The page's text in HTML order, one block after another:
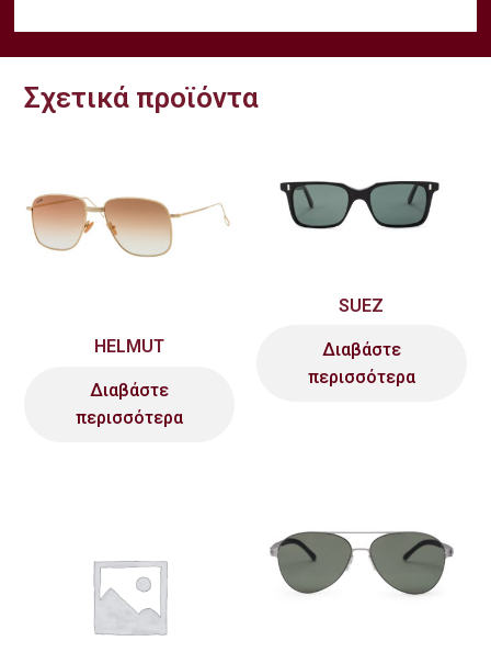
Σχετικά προϊόντα
HELMUT
Διαβάστε
περισσότερα
SUEZ
Διαβάστε
περισσότερα